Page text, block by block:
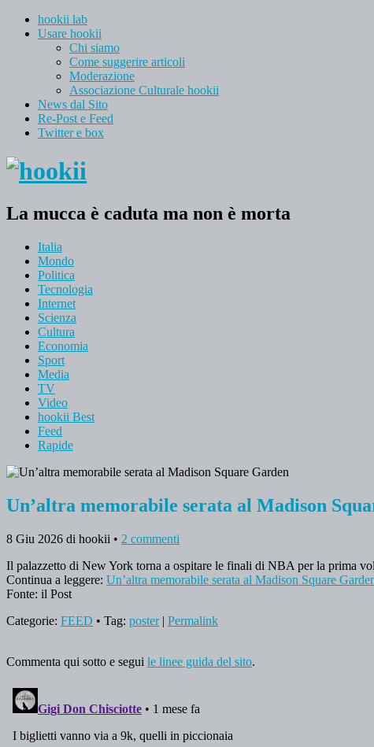
hookii lab
Usare hookii
Chi siamo
Come suggerire articoli
Moderazione
Associazione Culturale hookii
News dal Sito
Re-Post e Feed
Twitter e box
La mucca è caduta ma non è morta
Italia
Mondo
Politica
Tecnologia
Internet
Scienza
Cultura
Economia
Sport
Media
TV
Video
hookii Best
Feed
Rapide
Un’altra memorabile serata al Madison
8 Giu 2026 di hookii • 2 commenti
Il palazzetto di New York torna a ospitare le finali di NBA per la prima
Continua a leggere: Un’altra memorabile serata al Madison Square
Fonte: il Post
Categorie: FEED • Tag: poster| Permalink
Commenta qui sotto e segui le linee guida del sito.